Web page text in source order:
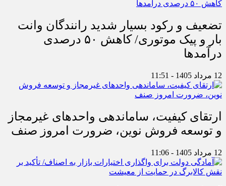
تضعیف و رکود بسیار شدید رانندگان وانت
بار و پیک موتوری/ کاهش ۵۰ درصدی
درآمدها
12 مرداد 1405 - 11:51
ارتقای کیفیت، ساماندهی واحدهای غیرمجاز
و توسعه فروش نوین، ضرورت امروز صنف
12 مرداد 1405 - 11:06